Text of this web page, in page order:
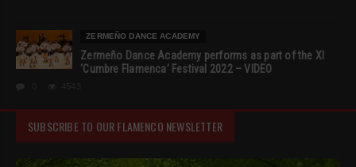
ZERMEÑO DANCE ACADEMY
Zermeño Dance Academy performs as part of the XI
‘Cumbre Flamenca’ Festival 2022 – VIDEO
SUBSCRIBE TO OUR FLAMENCO NEWSLETTER